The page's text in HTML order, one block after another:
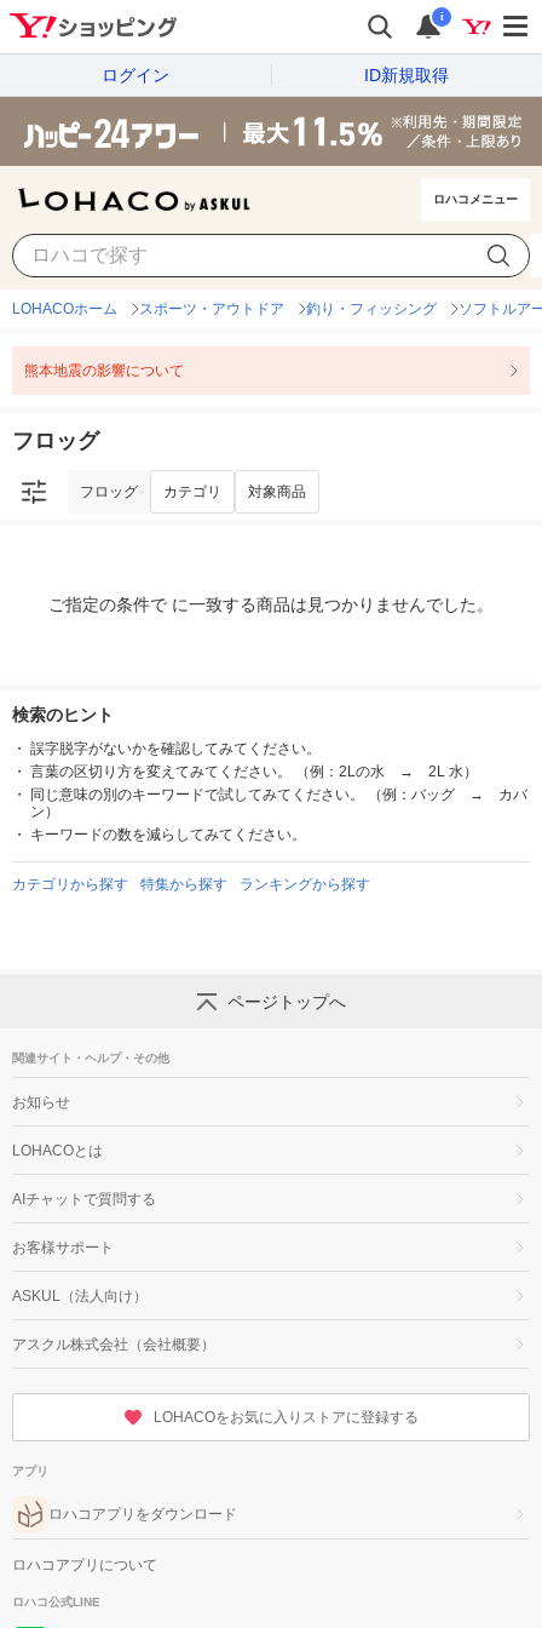
i
ログイン ID新規取得
ロハコメニュー
フロッグ
LOHACOホーム スポーツ・アウトドア 釣り・フィッシング ソフトルア
熊本地震の影響について
フロッグ
フロッグ カテゴリ 対象商品
ご指定の条件で に一致する商品は見つかりませんでした。
検索のヒント
誤字脱字がないかを確認してみてください。
言葉の区切り方を変えてみてください。 （例：2Lの水 → 2L 水）
同じ意味の別のキーワードで試してみてください。 （例：バッグ → カバ
ン）
キーワードの数を減らしてみてください。
カテゴリから探す 特集から探す ランキングから探す
ページトップへ
関連サイト・ヘルプ・その他
お知らせ
LOHACOとは
AIチャットで質問する
お客様サポート
ASKUL（法人向け）
アスクル株式会社（会社概要）
LOHACOをお気に入りストアに登録する
アプリ
ロハコアプリをダウンロード
ロハコアプリについて
ロハコ公式LINE